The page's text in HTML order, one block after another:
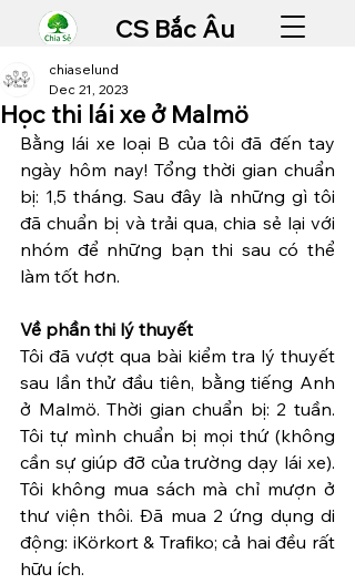
CS Bắc Âu
Học thi lái xe ở Malmö
chiaselund
Dec 21, 2023
Bằng lái xe loại B của tôi đã đến tay
ngày hôm nay! Tổng thời gian chuẩn
bị: 1,5 tháng. Sau đây là những gì tôi
đã chuẩn bị và trải qua, chia sẻ lại với
nhóm để những bạn thi sau có thể
làm tốt hơn.
Về phần thi lý thuyết
Tôi đã vượt qua bài kiểm tra lý thuyết
sau lần thử đầu tiên, bằng tiếng Anh
ở Malmö. Thời gian chuẩn bị: 2 tuần.
Tôi tự mình chuẩn bị mọi thứ (không
cần sự giúp đỡ của trường dạy lái xe).
Tôi không mua sách mà chỉ mượn ở
thư viện thôi. Đã mua 2 ứng dụng di
động: iKörkort & Trafiko; cả hai đều rất
hữu ích.